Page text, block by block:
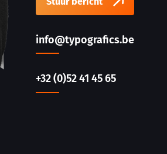
info@typografics.be
+32 (0)52 41 45 65